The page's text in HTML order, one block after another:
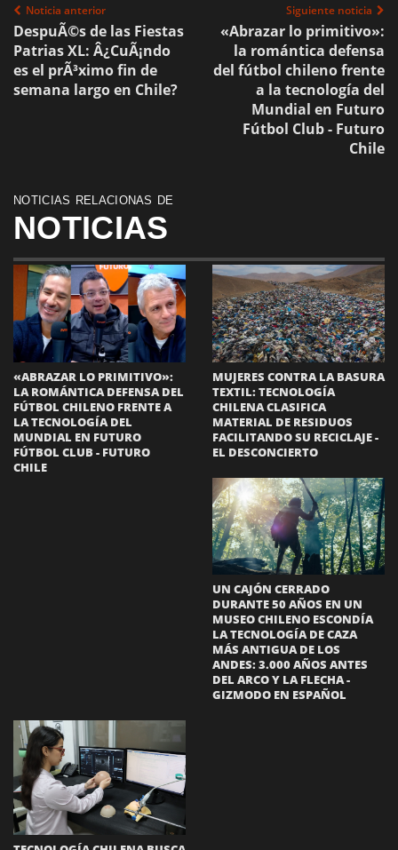
Noticia anterior
DespuÃ©s de las Fiestas
Patrias XL: Â¿CuÃ¡ndo
es el prÃ³ximo fin de
semana largo en Chile?
Siguiente noticia
«Abrazar lo primitivo»:
la romántica defensa
del fútbol chileno frente
a la tecnología del
Mundial en Futuro
Fútbol Club - Futuro
Chile
NOTICIAS RELACIONAS DE
NOTICIAS
«ABRAZAR LO PRIMITIVO»:
LA ROMÁNTICA DEFENSA DEL
FÚTBOL CHILENO FRENTE A
LA TECNOLOGÍA DEL
MUNDIAL EN FUTURO
FÚTBOL CLUB - FUTURO
CHILE
MUJERES CONTRA LA BASURA
TEXTIL: TECNOLOGÍA
CHILENA CLASIFICA
MATERIAL DE RESIDUOS
FACILITANDO SU RECICLAJE -
EL DESCONCIERTO
UN CAJÓN CERRADO
DURANTE 50 AÑOS EN UN
MUSEO CHILENO ESCONDÍA
LA TECNOLOGÍA DE CAZA
MÁS ANTIGUA DE LOS
ANDES: 3.000 AÑOS ANTES
DEL ARCO Y LA FLECHA -
GIZMODO EN ESPAÑOL